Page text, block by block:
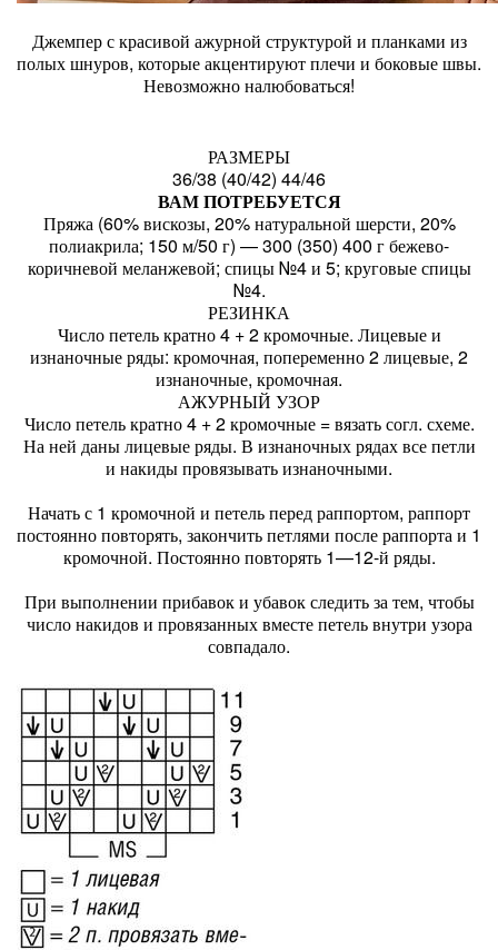
Джемпер с красивой ажурной структурой и планками из
полых шнуров, которые акцентируют плечи и боковые швы.
Невозможно налюбоваться!
РАЗМЕРЫ
36/38 (40/42) 44/46
ВАМ ПОТРЕБУЕТСЯ
Пряжа (60% вискозы, 20% натуральной шерсти, 20%
полиакрила; 150 м/50 г) — 300 (350) 400 г бежево-
коричневой меланжевой; спицы №4 и 5; круговые спицы
№4.
РЕЗИНКА
Число петель кратно 4 + 2 кромочные. Лицевые и
изнаночные ряды: кромочная, попеременно 2 лицевые, 2
изнаночные, кромочная.
АЖУРНЫЙ УЗОР
Число петель кратно 4 + 2 кромочные = вязать согл. схеме.
На ней даны лицевые ряды. В изнаночных рядах все петли
и накиды провязывать изнаночными.
Начать с 1 кромочной и петель перед раппортом, раппорт
постоянно повторять, закончить петлями после раппорта и 1
кромочной. Постоянно повторять 1—12-й ряды.
При выполнении прибавок и убавок следить за тем, чтобы
число накидов и провязанных вместе петель внутри узора
совпадало.